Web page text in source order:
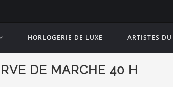
HORLOGERIE DE LUXE ARTISTES DU
DE MARCHE 40 H